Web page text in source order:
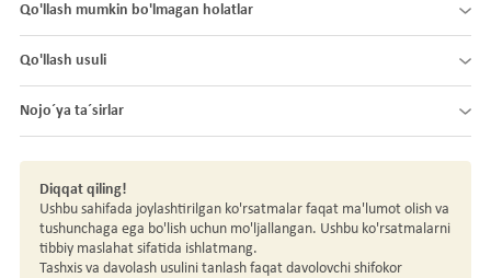
Qo'llash mumkin bo'lmagan holatlar
Qo'llash usuli
Nojo´ya ta´sirlar
Diqqat qiling!
Ushbu sahifada joylashtirilgan ko'rsatmalar faqat ma'lumot olish va
tushunchaga ega bo'lish uchun mo'ljallangan. Ushbu ko'rsatmalarni
tibbiy maslahat sifatida ishlatmang.
Tashxis va davolash usulini tanlash faqat davolovchi shifokor